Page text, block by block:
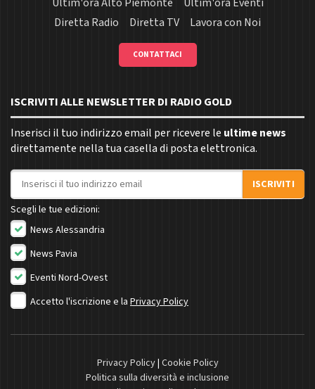
Diretta Radio
Diretta TV Lavora con Noi
CONTATTACI
ISCRIVITI ALLE NEWSLETTER DI RADIO GOLD
Inserisci il tuo indirizzo email per ricevere le ultime news
direttamente nella tua casella di posta elettronica.
Indirizzo email
ISCRIVITI
Scegli le tue edizioni:
News Alessandria
News Pavia
Eventi Nord-Ovest
Accetto l'iscrizione e la Privacy Policy
Privacy Policy| Cookie Policy
Politica sulla diversità e inclusione